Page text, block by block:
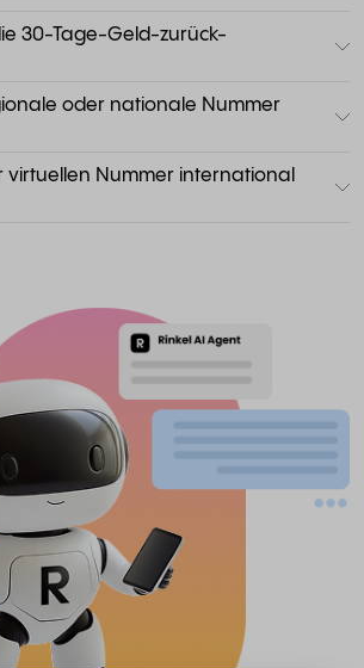
30-Tage-Geld-zurück-
oder nationale Nummer
virtuellen Nummer international